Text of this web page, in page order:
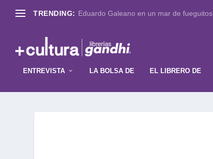
TRENDING: Eduardo Galeano en un mar de fueguitos
ENTREVISTA LA BOLSA DE EL LIBRERO DE